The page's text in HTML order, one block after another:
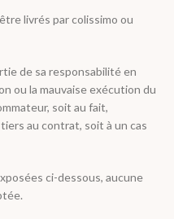
livrés par colissimo ou
de sa responsabilité en
ou la mauvaise exécution du
soit au fait,
au contrat, soit à un cas
ci-dessous, aucune